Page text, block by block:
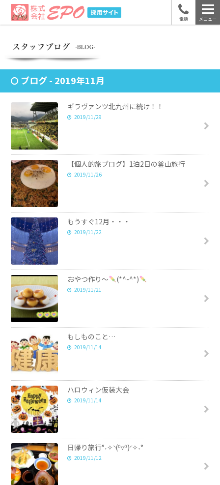
電話 メニュー
ブログ - 2019年11月
ギラヴァンツ北九州に続け！！
2019/11/29
【個人的旅ブログ】1泊2日の釜山旅行
2019/11/26
もうすぐ12月・・・
2019/11/22
おやつ作り～ (*^-^*)
2019/11/21
もしものこと…
2019/11/14
ハロウィン仮装大会
2019/11/14
日帰り旅行°˖✧◝(⁰▿⁰)◜✧˖°
2019/11/12